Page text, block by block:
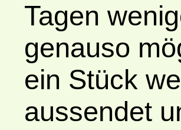
Tagen
genauso
ein Stück
aussendet